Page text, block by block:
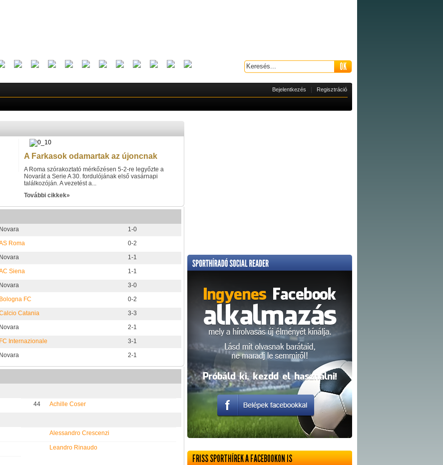
Bejelentkezés Regisztráció
A Farkasok odamartak az újoncnak
A Roma szórakoztató mérkőzésen 5-2-re legyőzte a
Novarát a Serie A 30. fordulójának első vasárnapi
találkozóján. A vezetést a...
További cikkek»
Novara
1-0
Roma
0-2
Novara
1-1
Siena
1-1
Novara
3-0
Bologna FC
0-2
Catania
3-3
Novara
2-1
FC Internazionale
3-1
Novara 2-1
44 Achille Coser
Alessandro Crescenzi
Leandro Rinaudo
FRISS SPORTHÍREK A FACEBOOKON IS